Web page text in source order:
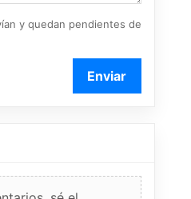
y quedan pendientes de
Enviar